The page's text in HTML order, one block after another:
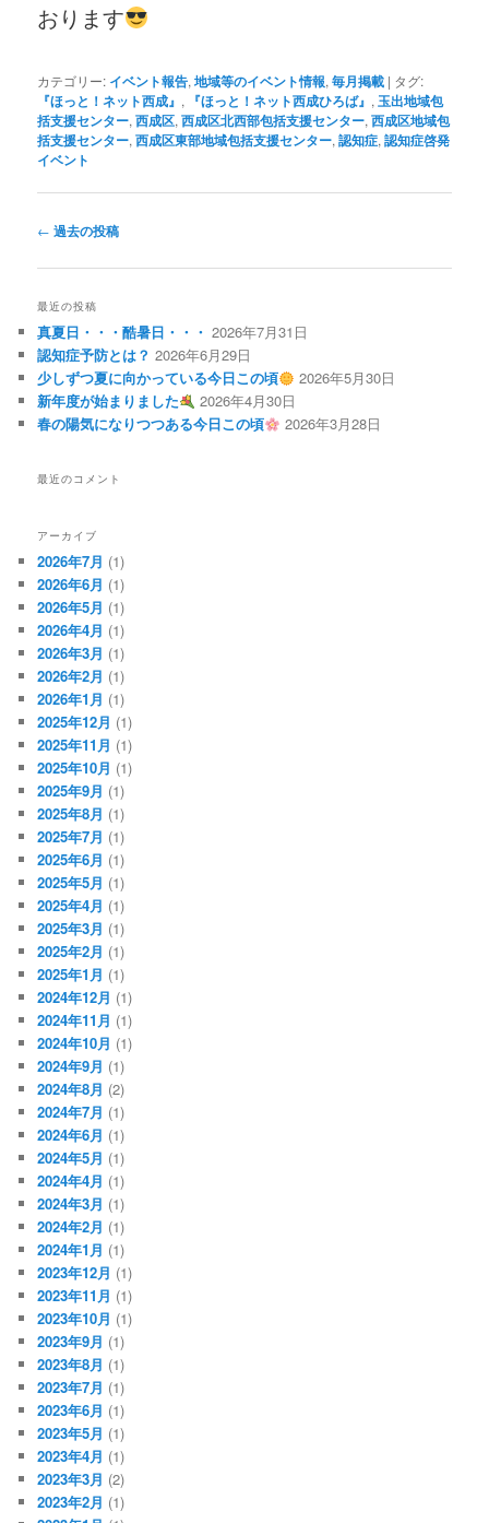
おります
カテゴリー: イベント報告,地域等のイベント情報,毎月掲載 | タグ:
『ほっと！ネット西成』 , 『ほっと！ネット西成ひろば』 , 玉出地域包
括支援センター,西成区,西成区北西部包括支援センター,西成区地域包
括支援センター,西成区東部地域包括支援センター,認知症,認知症啓発
イベント
投
ナ
ビ
ゲ
ー
シ
ョ
ン
← 過去の投稿
最近の投稿
真夏日・・・酷暑日・・・ 2026年7月31日
認知症予防とは？ 2026年6月29日
少しずつ夏に向かっている今日この頃
2026年5月30日
新年度が始まりました
2026年4月30日
春の陽気になりつつある今日この頃
2026年3月28日
最近のコメント
アーカイブ
2026年7月 (1)
2026年6月 (1)
2026年5月 (1)
2026年4月 (1)
2026年3月 (1)
2026年2月 (1)
2026年1月 (1)
2025年12月 (1)
2025年11月 (1)
2025年10月 (1)
2025年9月 (1)
2025年8月 (1)
2025年7月 (1)
2025年6月 (1)
2025年5月 (1)
2025年4月 (1)
2025年3月 (1)
2025年2月 (1)
2025年1月 (1)
2024年12月 (1)
2024年11月 (1)
2024年10月 (1)
2024年9月 (1)
2024年8月 (2)
2024年7月 (1)
2024年6月 (1)
2024年5月 (1)
2024年4月 (1)
2024年3月 (1)
2024年2月 (1)
2024年1月 (1)
2023年12月 (1)
2023年11月 (1)
2023年10月 (1)
2023年9月 (1)
2023年8月 (1)
2023年7月 (1)
2023年6月 (1)
2023年5月 (1)
2023年4月 (1)
2023年3月 (2)
2023年2月 (1)